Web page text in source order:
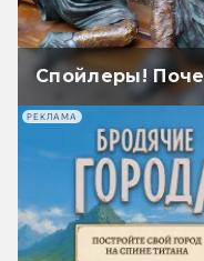
Спойлеры!
РЕКЛАМА